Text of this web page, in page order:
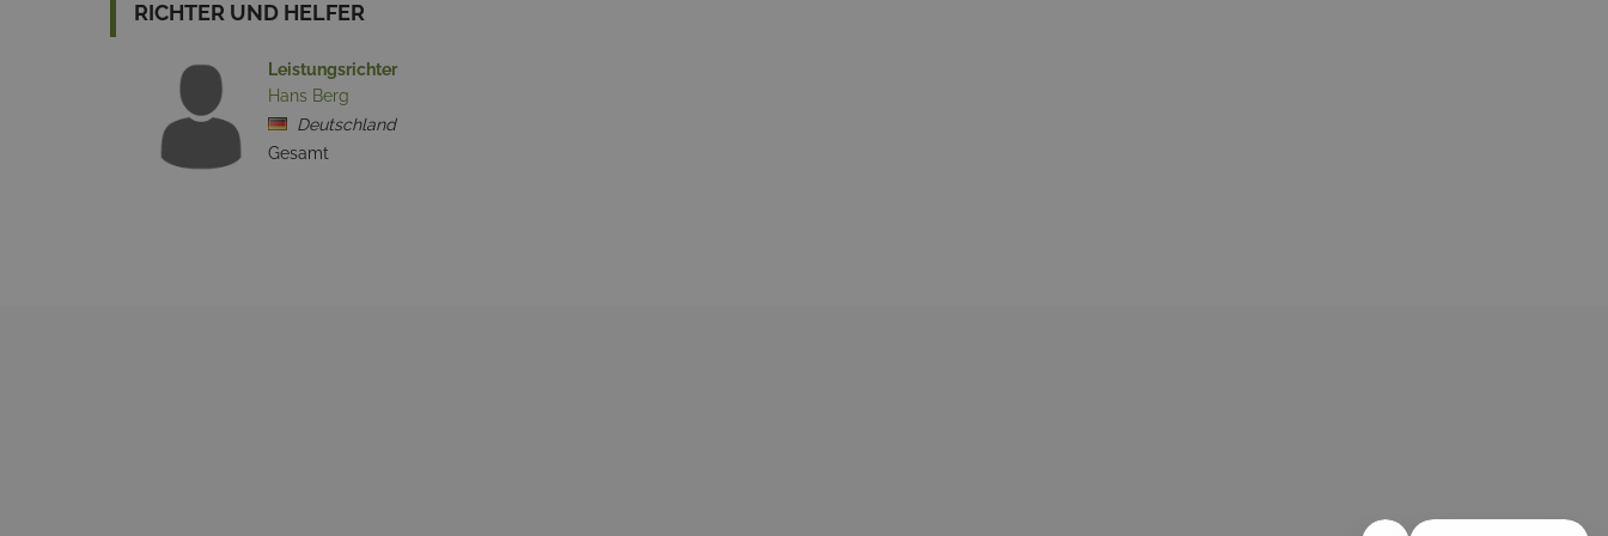
RICHTER UND HELFER
Leistungsrichter
Hans Berg
Deutschland
Gesamt